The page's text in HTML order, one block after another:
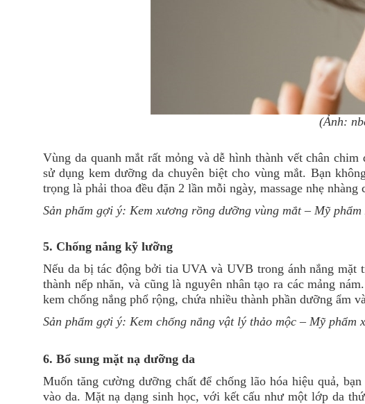
(Ảnh:
Vùng da quanh mắt rất mỏng và dễ hình thành vết chân
sử dụng kem dưỡng da chuyên biệt cho vùng mắt. Bạn
trọng là phải thoa đều đặn 2 lần mỗi ngày, massage nhẹ nhàng
Sản phẩm gợi ý: Kem xương rồng dưỡng vùng mắt– Mỹ phẩm
5. Chống nắng kỹ lưỡng
Nếu da bị tác động bởi tia UVA và UVB trong ánh nắng
thành nếp nhăn, và cũng là nguyên nhân tạo ra các mảng
kem chống nắng phổ rộng, chứa nhiều thành phần dưỡng ẩm
Sản phẩm gợi ý: Kem chống nắng vật lý thảo mộc – Mỹ phẩm
6. Bổ sung mặt nạ dưỡng da
Muốn tăng cường dưỡng chất để chống lão hóa hiệu quả,
vào da. Mặt nạ dạng sinh học, với kết cấu như một lớp da